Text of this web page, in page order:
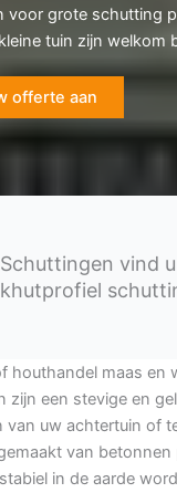
voor grote schutting
tuin zijn welkom
offerte aan
Schuttingen vind
houthandel maas en
zijn een stevige en
van uw achtertuin of
van betonnen
in de aarde